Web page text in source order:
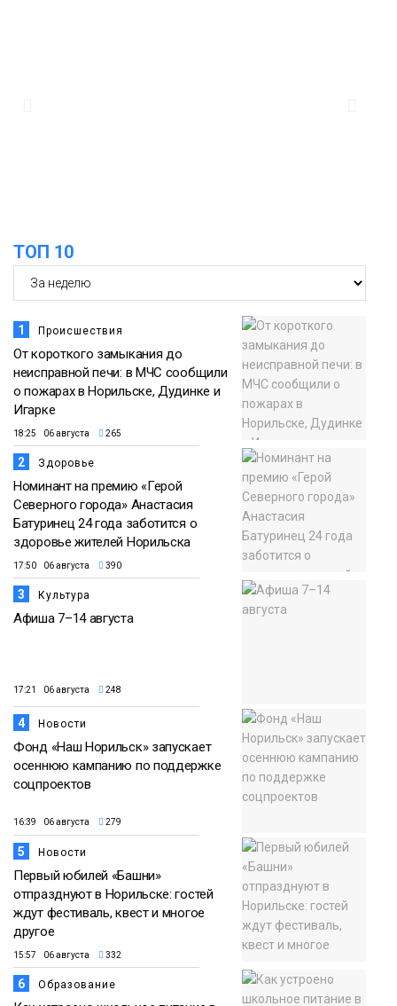
ТОП 10
1 Происшествия
От короткого замыкания до
неисправной печи: в МЧС сообщили
о пожарах в Норильске, Дудинке и
Игарке
18:25 06 августа 265
2 Здоровье
Номинант на премию «Герой
Северного города» Анастасия
Батуринец 24 года заботится о
здоровье жителей Норильска
17:50 06 августа 390
3 Культура
Афиша 7–14 августа
17:21 06 августа 248
4 Новости
Фонд «Наш Норильск» запускает
осеннюю кампанию по поддержке
соцпроектов
16:39 06 августа 279
5 Новости
Первый юбилей «Башни»
отпразднуют в Норильске: гостей
ждут фестиваль, квест и многое
другое
15:57 06 августа 332
6 Образование